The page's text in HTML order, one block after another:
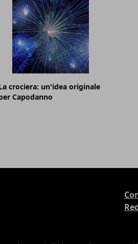
crociera: un'idea originale
Capodanno